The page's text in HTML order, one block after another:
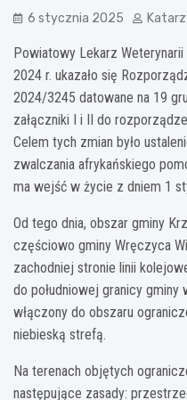
6 stycznia 2025
Powiatowy Lekarz Weterynarii
2024 r. ukazało się
2024/3245 datowane na 19
załączniki I i II do
Celem tych zmian było
zwalczania afrykańskiego
ma wejść w życie z dniem 1
Od tego dnia, obszar gminy
częściowo gminy Wręczyca
zachodniej stronie linii
do południowej granicy gminy
włączony do obszaru
niebieską strefą.
Na terenach objętych
następujące zasady: